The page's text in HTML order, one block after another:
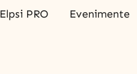
Elpsi PRO Evenimente